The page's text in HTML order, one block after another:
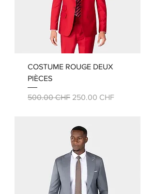
COSTUME ROUGE DEUX
PIÈCES
Prix original
500.00 CHF Prix promotionnel
250.00 CHF